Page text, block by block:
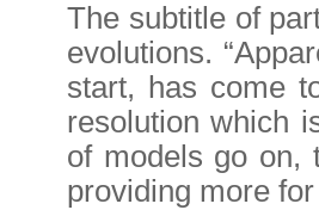
The subtitle of
evolutions.
start, has come
resolution which
of models go on,
providing more